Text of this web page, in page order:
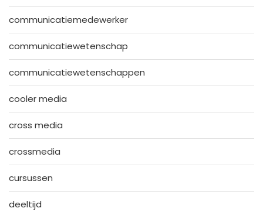
communicatiemedewerker
communicatiewetenschap
communicatiewetenschappen
cooler media
cross media
crossmedia
cursussen
deeltijd